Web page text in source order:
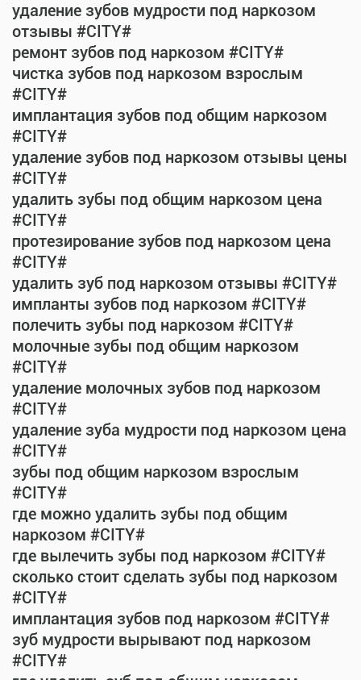
удаление зубов мудрости под наркозом
отзывы #CITY#
ремонт зубов под наркозом #CITY#
чистка зубов под наркозом взрослым
#CITY#
имплантация зубов под общим наркозом
#CITY#
удаление зубов под наркозом отзывы цены
#CITY#
удалить зубы под общим наркозом цена
#CITY#
протезирование зубов под наркозом цена
#CITY#
удалить зуб под наркозом отзывы #CITY#
импланты зубов под наркозом #CITY#
полечить зубы под наркозом #CITY#
молочные зубы под общим наркозом
#CITY#
удаление молочных зубов под наркозом
#CITY#
удаление зуба мудрости под наркозом цена
#CITY#
зубы под общим наркозом взрослым
#CITY#
где можно удалить зубы под общим
наркозом #CITY#
где вылечить зубы под наркозом #CITY#
сколько стоит сделать зубы под наркозом
#CITY#
имплантация зубов под наркозом #CITY#
зуб мудрости вырывают под наркозом
#CITY#